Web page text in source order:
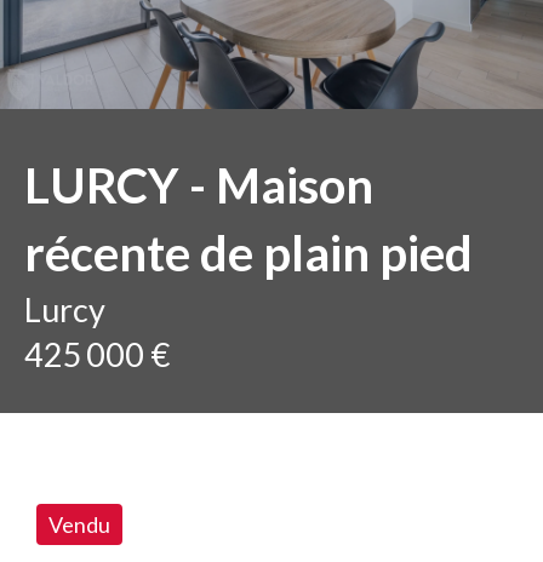
LURCY - Maison
récente de plain pied
Lurcy
425 000 €
Vendu